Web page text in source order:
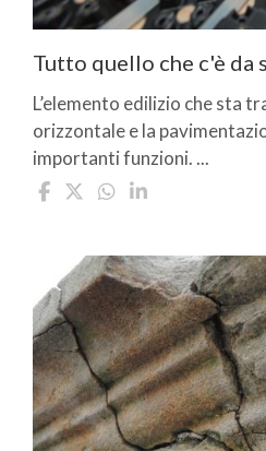
Tutto quello che c'è da
L’elemento edilizio che sta
orizzontale e la
importanti funzioni. ...